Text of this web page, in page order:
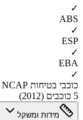
✓
ABS
✓
ESP
✓
EBA
✓
כוכבי בטיחות Euro NCAP
5 כוכבים (2012)
מידות ומשקל